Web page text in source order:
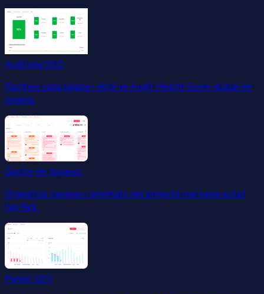
Auditoria SEO
Rastreja cada pàgina i obté un Audit Health Score global en
segons.
Gestor de tasques
Organitzar tasques i prioritats del projecte mai havia estat
tan fàcil.
Panell SEO